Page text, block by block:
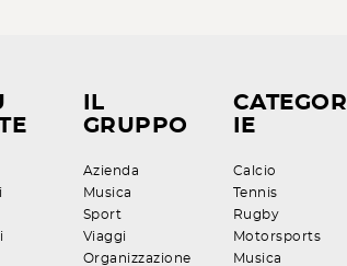
IL
GRUPPO
Azienda
Musica
Sport
Viaggi
Organizzazione
CATEGOR
IE
Calcio
Tennis
Rugby
Motorsports
Musica